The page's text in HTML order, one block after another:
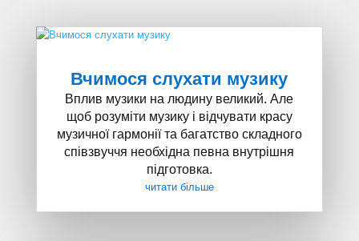
Вчимося слухати музику
Вплив музики на людину великий. Але
щоб розуміти музику і відчувати красу
музичної гармонії та багатство складного
співзвуччя необхідна певна внутрішня
підготовка.
читати більше